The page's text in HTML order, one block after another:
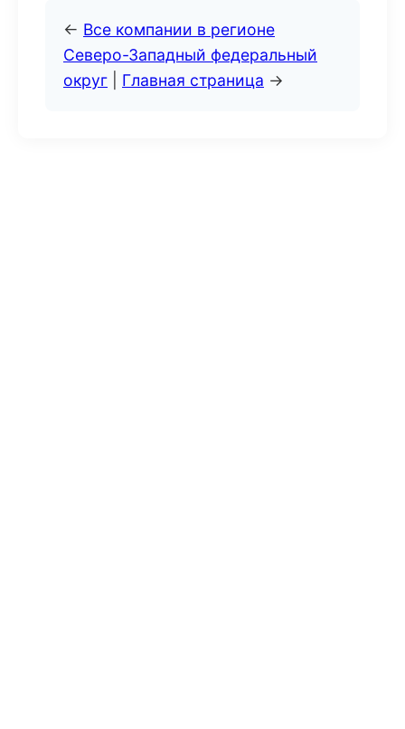
← Все компании в регионе
Северо-Западный федеральный
округ
Главная страница →